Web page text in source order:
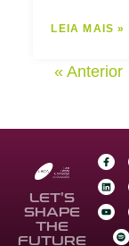
LEIA MAIS »
« Anterior
LET’S
SHAPE
THE
FUTURE